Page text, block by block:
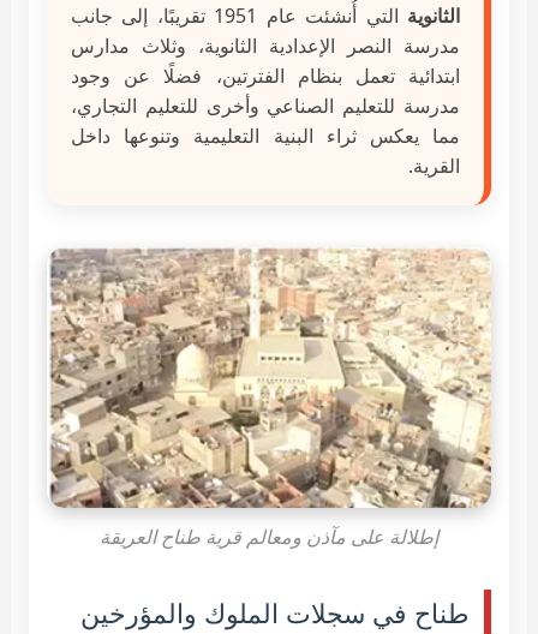
الثانوية
التي أُنشئت عام 1951 تقريبًا، إلى جانب
مدرسة النصر الإعدادية الثانوية، وثلاث مدارس
ابتدائية تعمل بنظام الفترتين، فضلًا عن وجود
مدرسة للتعليم الصناعي وأخرى للتعليم التجاري،
مما يعكس ثراء البنية التعليمية وتنوعها داخل
القرية.
إطلالة على مآذن ومعالم قرية طناح العريقة
طناح في سجلات الملوك والمؤرخين